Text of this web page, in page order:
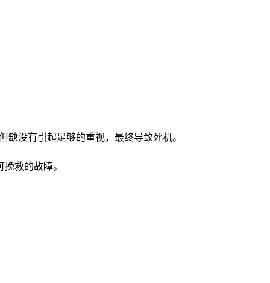
没有引起足够的重视，最终导致死机。
救的故障。